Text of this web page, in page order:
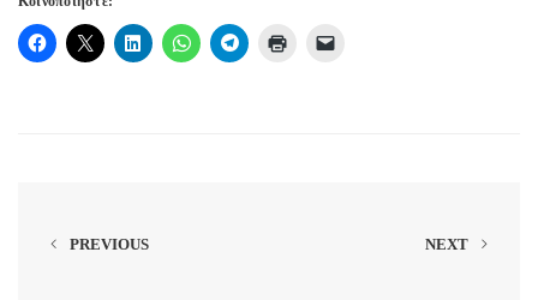
PREVIOUS NEXT